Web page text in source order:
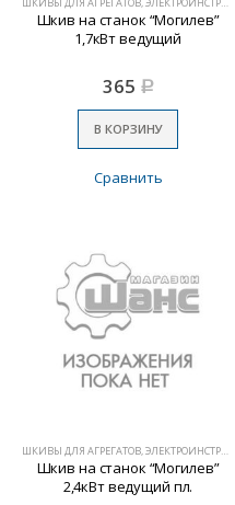
Шкив на станок “Могилев”
1,7кВт ведущий
365 Р
В КОРЗИНУ
Сравнить
ШКИВЫ ДЛЯ АГРЕГАТОВ, ЭЛЕКТРОИНСТРУМЕНТА
Шкив на станок “Могилев”
2,4кВт ведущий пл.